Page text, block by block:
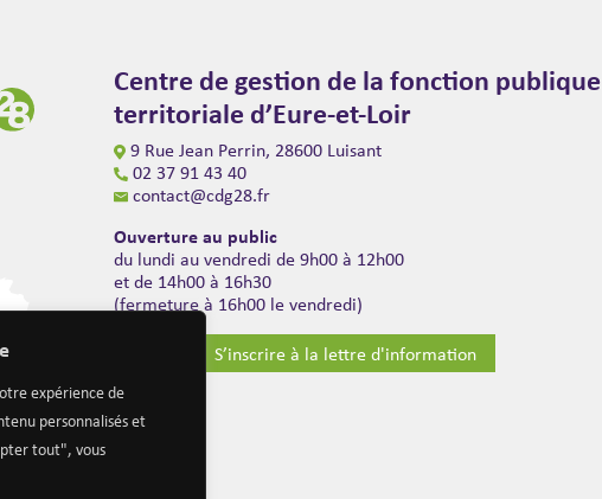
expérience de
personnalisés et
tout", vous
Centre de gestion de la fonction publique
territoriale d’Eure-et-Loir
9 Rue Jean Perrin, 28600 Luisant
02 37 91 43 40
contact@cdg28.fr
Ouverture au public
du lundi au vendredi de 9h00 à 12h00
et de 14h00 à 16h30
(fermeture à 16h00 le vendredi)
S’inscrire à la lettre d'information